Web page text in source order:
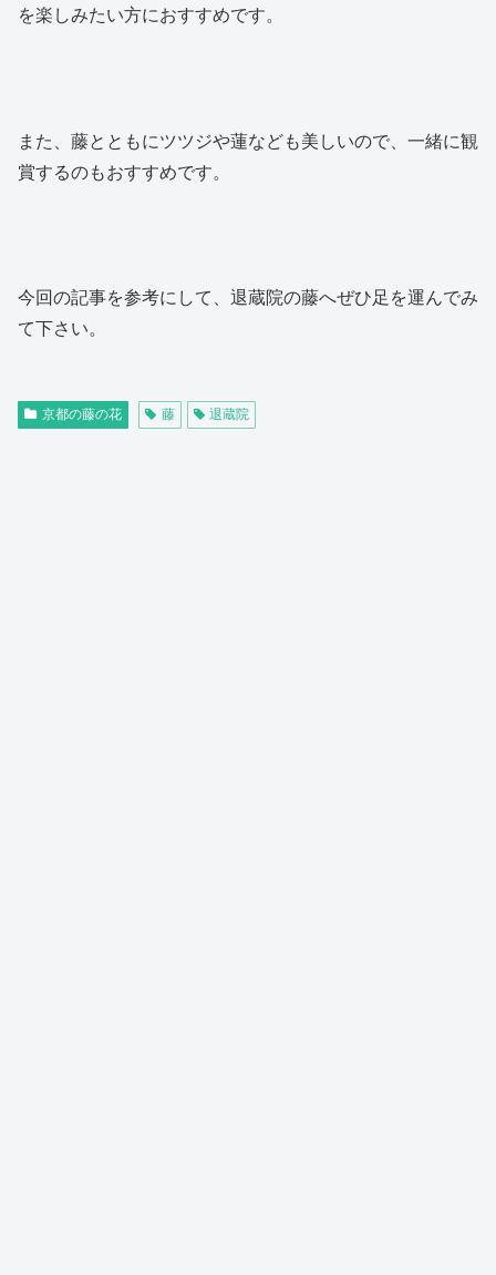
を楽しみたい方におすすめです。
また、藤とともにツツジや蓮なども美しいので、一緒に観
賞するのもおすすめです。
今回の記事を参考にして、退蔵院の藤へぜひ足を運んでみ
て下さい。
京都の藤の花 藤 退蔵院